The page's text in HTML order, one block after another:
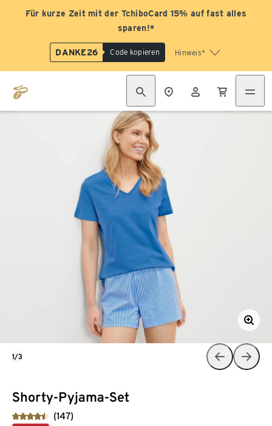
Für kurze Zeit mit der TchiboCard 15% auf fast alles
sparen!*
DANKE26 Code kopieren Hinweis*
Shorty-Pyjama-Set
(147)
1/3